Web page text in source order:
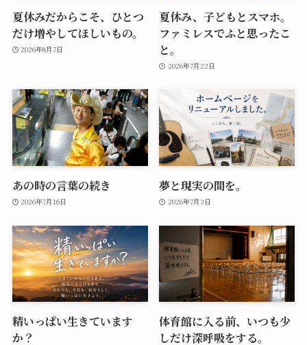
夏休みだからこそ、ひとつ
だけ増やしてほしいもの。
2026年8月7日
夏休み、子どもとスマホ。
ファミレスでふと思ったこ
と。
2026年7月22日
あの時の言葉の続き
2026年7月16日
夢と現実の間を。
2026年7月3日
精いっぱい生きています
か？
体育館に入る前、いつも少
しだけ深呼吸をする。